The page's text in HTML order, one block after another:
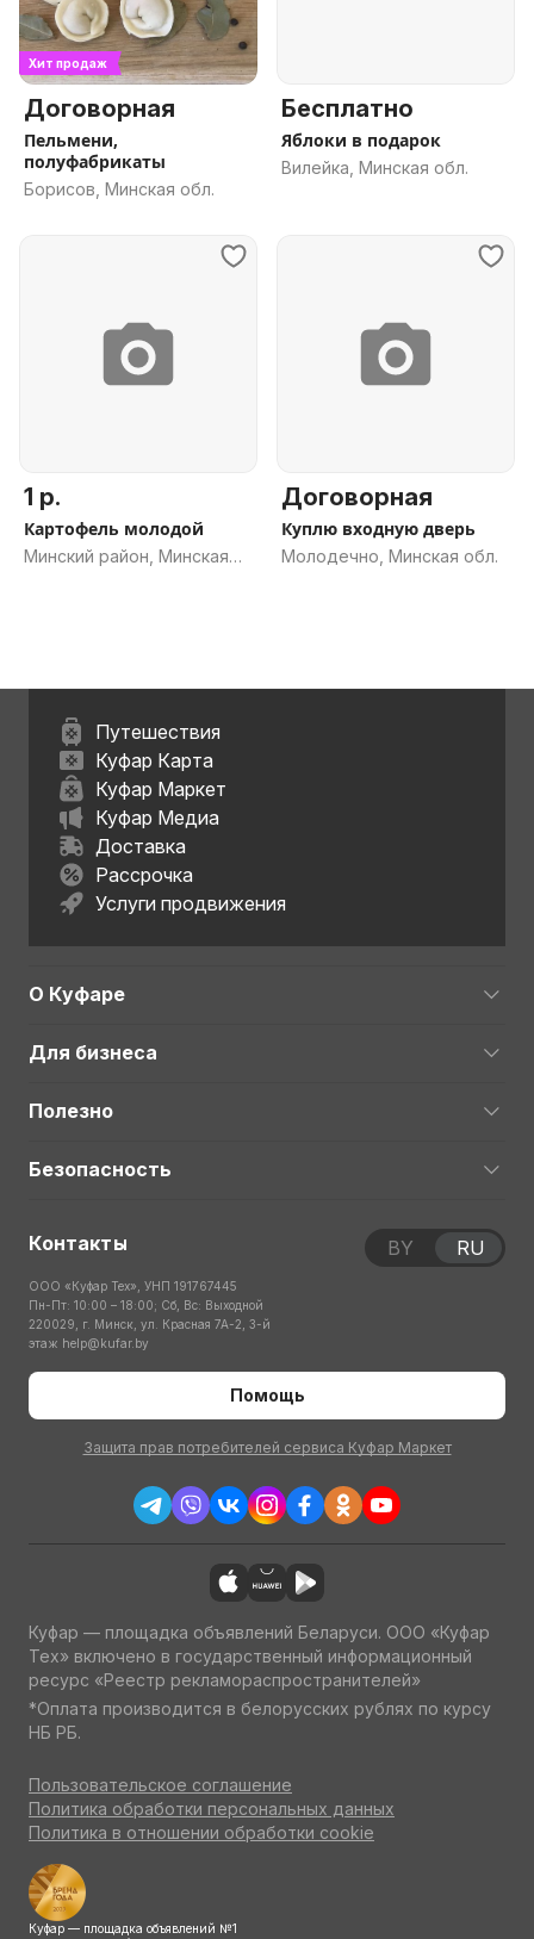
Хит продаж
Договорная
Пельмени,
полуфабрикаты
Борисов, Минская обл.
Бесплатно
Яблоки в подарок
Вилейка, Минская обл.
1 р.
Картофель молодой
Минский район, Минская
Договорная
Куплю входную дверь
Молодечно, Минская обл.
Путешествия
Куфар Карта
Куфар Маркет
Куфар Медиа
Доставка
Рассрочка
Услуги продвижения
О Куфаре
Для бизнеса
Полезно
Безопасность
Контакты
ООО «Куфар Тех», УНП 191767445
Пн-Пт: 10:00 – 18:00; Сб, Вс: Выходной
220029, г. Минск, ул. Красная 7А-2, 3-й
этаж help@kufar.by
Помощь
Защита прав потребителей сервиса Куфар Маркет
BY RU
Куфар — площадка объявлений Беларуси. ООО «Куфар
Тех» включено в государственный информационный
ресурс «Реестр рекламораспространителей»
*Оплата производится в белорусских рублях по курсу
НБ РБ.
Пользовательское соглашение
Политика обработки персональных данных
Политика в отношении обработки cookie
Куфар — площадка объявлений №1